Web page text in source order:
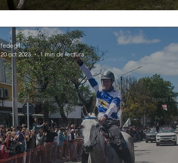
fedegil
20 oct 2023
1 min de lectura